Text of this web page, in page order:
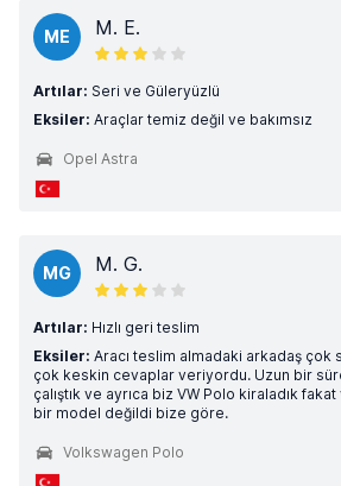
ME M. E.
Artılar: Seri ve Güleryüzlü
Eksiler: Araçlar temiz değil ve bakımsız
Opel Astra
MG M. G.
Artılar: Hızlı geri teslim
Eksiler: Aracı teslim almadaki arkadaş çok
çok keskin cevaplar veriyordu. Uzun bir
çalıştık ve ayrıca biz VW Polo kiraladık
bir model değildi bize göre.
Volkswagen Polo